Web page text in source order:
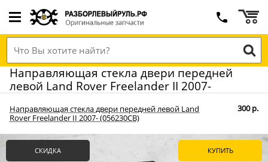
Направляющая стекла двери передней
левой Land Rover Freelander II 2007-
Направляющая стекла двери передней левой Land
Rover Freelander II 2007- (056230СВ)
300 р.
КУПИТЬ
СКИДКА